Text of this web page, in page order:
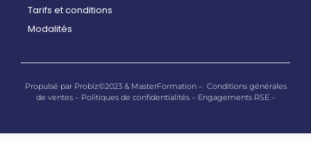
Tarifs et conditions
Modalités
Propulsé par Probiz©2023 & MasterFormation – Conditions générales
de ventes– Politiques de confidentialités– Engagements RSE –